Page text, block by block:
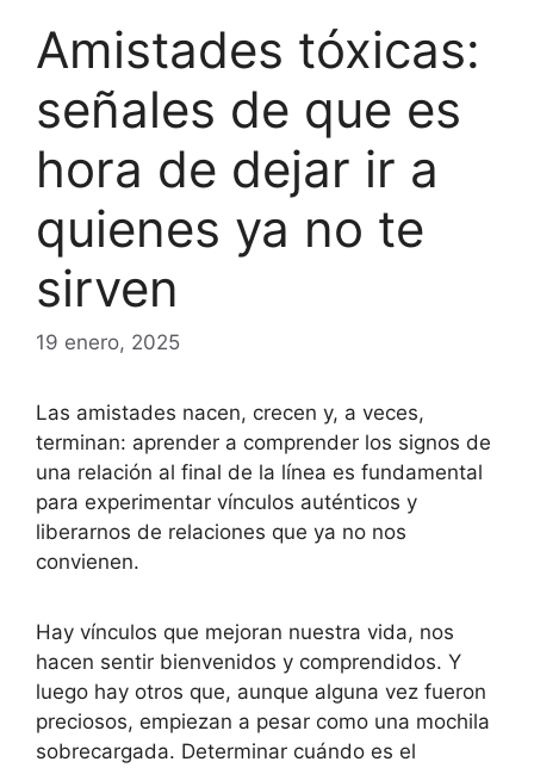
Amistades tóxicas:
señales de que es
hora de dejar ir a
quienes ya no te
sirven
19 enero, 2025
Las amistades nacen, crecen y, a veces,
terminan: aprender a comprender los signos de
una relación al final de la línea es fundamental
para experimentar vínculos auténticos y
liberarnos de relaciones que ya no nos
convienen.
Hay vínculos que mejoran nuestra vida, nos
hacen sentir bienvenidos y comprendidos. Y
luego hay otros que, aunque alguna vez fueron
preciosos, empiezan a pesar como una mochila
sobrecargada. Determinar cuándo es el